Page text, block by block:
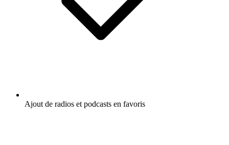
Ajout de radios et podcasts en favoris